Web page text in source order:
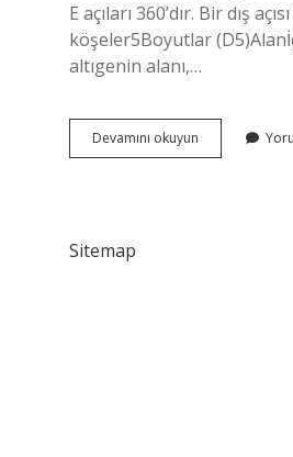
E açıları 360’dır. Bir dış
köşeler5Boyutlar
altıgenin alanı,…
Devamını okuyun
Bir
Sitemap